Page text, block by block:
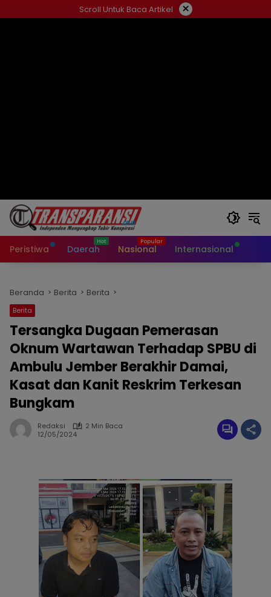
ke
Scroll Untuk Baca Artikel ×
Peristiwa Daerah Nasional Internasional
Beranda Berita Berita
Berita
Tersangka Dugaan Pemerasan
Oknum Wartawan Terhadap SPBU di
Ambulu Jember Berakhir Damai,
Kasat dan Kanit Reskrim Terkesan
Bungkam
Redaksi
2 Min Baca
12/05/2024